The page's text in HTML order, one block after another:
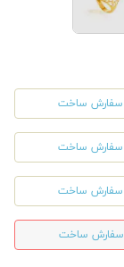
سفارش ساخت
سفارش ساخت
سفارش ساخت
سفارش ساخت